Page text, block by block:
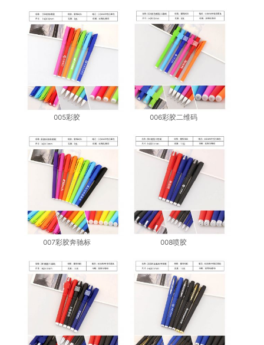
005彩胶 006彩胶二维码
007彩胶奔驰标 008喷胶